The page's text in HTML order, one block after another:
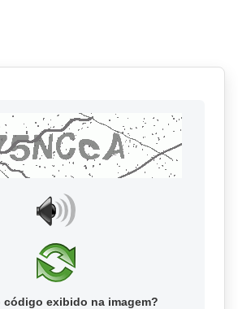
código exibido na imagem?